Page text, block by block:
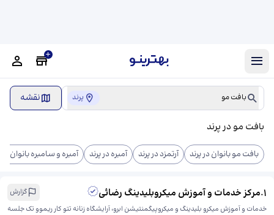
بافت مو پرند نقشه
بافت مو در پرند
بافت مو بانوان در پرند آرتمزد در پرند آمبره در پرند آمبره و سامبره بانوان در
1
.مرکز خدمات و آموزش میکروبلیدینگ رضائی
گزارش
خدمات و آموزش میکرو بلیدینگ و میکروپیگمنتیشن ابرو، آرایشگاه زنانه تتو کار ریموو تک جلسه